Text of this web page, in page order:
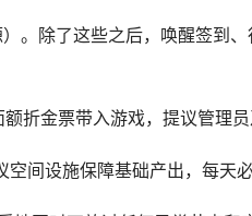
。除了这些之后，唤醒签到
折金票带入游戏，提议管理
间设施保障基础产出，每天